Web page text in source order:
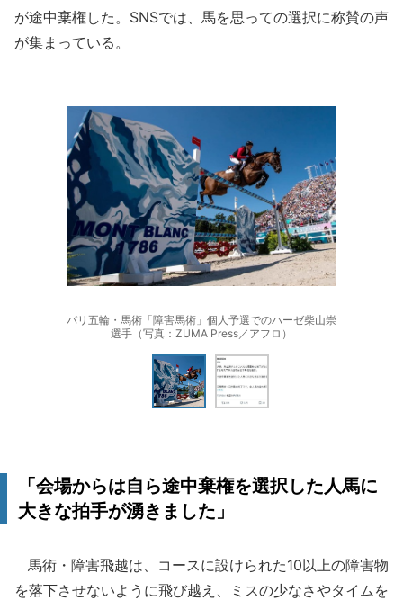
が途中棄権した。SNSでは、馬を思っての選択に称賛の声
が集まっている。
パリ五輪・馬術「障害馬術」個人予選でのハーゼ柴山崇
選手（写真：ZUMA Press／アフロ）
「会場からは自ら途中棄権を選択した人馬に
大きな拍手が湧きました」
馬術・障害飛越は、コースに設けられた10以上の障害物
を落下させないように飛び越え、ミスの少なさやタイムを